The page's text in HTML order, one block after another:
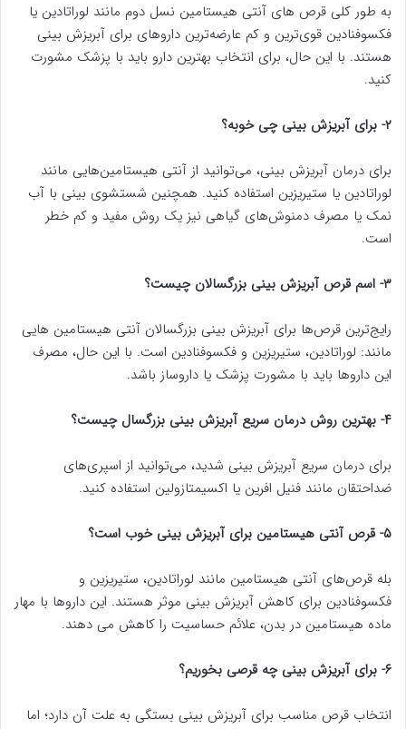
به طور کلی قرص های آنتی هیستامین نسل دوم مانند لوراتادین یا
فکسوفنادین قوی‌ترین و کم عارضه‌ترین داروهای برای آبریزش بینی
هستند. با این حال، برای انتخاب بهترین دارو باید با پزشک مشورت
کنید.
۲- برای آبریزش بینی چی خوبه؟
برای درمان آبریزش بینی، می‌توانید از آنتی هیستامین‌هایی مانند
لوراتادین یا ستیریزین استفاده کنید. همچنین شستشوی بینی با آب
نمک یا مصرف دمنوش‌های گیاهی نیز یک روش مفید و کم خطر
است.
۳- اسم قرص آبریزش بینی بزرگسالان چیست؟
رایج‌ترین قرص‌‌ها برای آبریزش بینی بزرگسالان آنتی هیستامین هایی
مانند: لوراتادین، ستیریزین و فکسوفنادین است. با این حال، مصرف
این داروها باید با مشورت پزشک یا داروساز باشد.
۴- بهترین روش درمان سریع آبریزش بینی بزرگسال چیست؟
برای درمان سریع آبریزش بینی شدید، می‌توانید از اسپری‌های
ضداحتقان مانند فنیل افرین یا اکسیمتازولین استفاده کنید.
۵- قرص آنتی هیستامین برای آبریزش بینی خوب است؟
بله قرص‌های آنتی هیستامین مانند لوراتادین، ستیریزین و
فکسوفنادین برای کاهش آبریزش بینی موثر هستند. این داروها با مهار
ماده هیستامین در بدن، علائم حساسیت را کاهش می دهند.
۶- برای آبریزش بینی چه قرصی بخوریم؟
انتخاب قرص مناسب برای آبریزش بینی بستگی به علت آن دارد؛ اما